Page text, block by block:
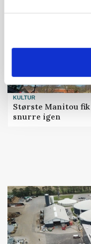
KULTUR
Største Manitou
snurre igen